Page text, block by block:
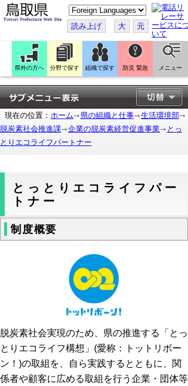
こ
の
ペ
ー
ジ
翻
訳
す
る
読み上げ 大 元
県外の方へ 分野で探す 組織で探す 防災 緊急 メニュー
現在の位置： ホーム 県の組織と仕事
生活環境部
脱炭素社会推進課
企業の脱炭素経営促進事業
とっ
とりエコライフパートナー
とっとりエコライフパー
トナー
制度概要
脱炭素社会実現のため、県の推進する「とっ
とりエコライフ構想」(愛称：トットリボー
ン！)の取組を、自ら実践するとともに、関
係者や顧客に広める取組を行う企業・団体等